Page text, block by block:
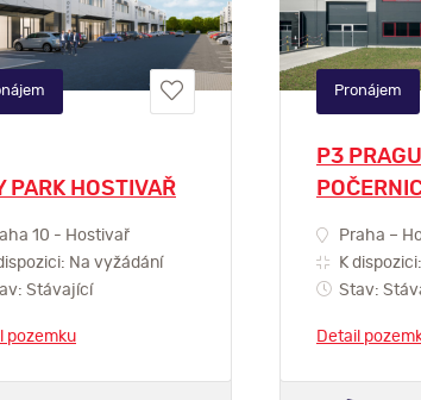
PARK HOSTIVAŘ
10 - Hostivař
Na vyžádání
Stávající
pozemku
P3
Praha –
K
Stav:
Detail
Pronájem